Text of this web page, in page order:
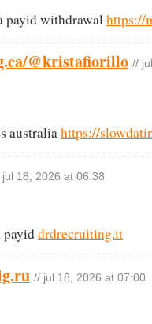
payid withdrawal https://
@kristafiorillo //
australia https://
jul 18, 2026 at 06:38
drdrecruiting.it
// jul 18, 2026 at 07:00